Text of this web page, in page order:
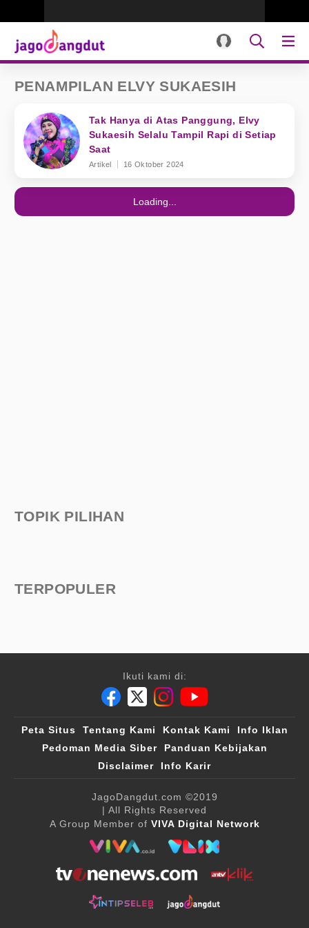
PENAMPILAN ELVY SUKAESIH
Tak Hanya di Atas Panggung, Elvy
Sukaesih Selalu Tampil Rapi di Setiap
Saat
Artikel 16 Oktober 2024
Loading...
TOPIK PILIHAN
TERPOPULER
Ikuti kami di:
Peta Situs Tentang Kami Kontak Kami
Info Iklan
Pedoman Media Siber
Panduan Kebijakan
Disclaimer
Info Karir
JagoDangdut.com ©2019
| All Rights Reserved
A Group Member of VIVA Digital Network